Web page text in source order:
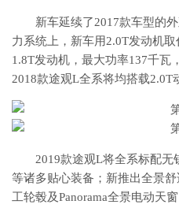
新车延续了2017款车型的
力系统上，新车用2.0T发动机
1.8T发动机，最大功率137千瓦
2018款途观L全系将均搭载2.0T
2019款途观L将全系标配
等诸多贴心装备；新推出全景
工轮毂及Panorama全景电动天